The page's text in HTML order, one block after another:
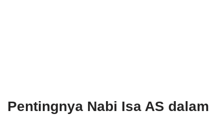
Pentingnya Nabi Isa AS dalam